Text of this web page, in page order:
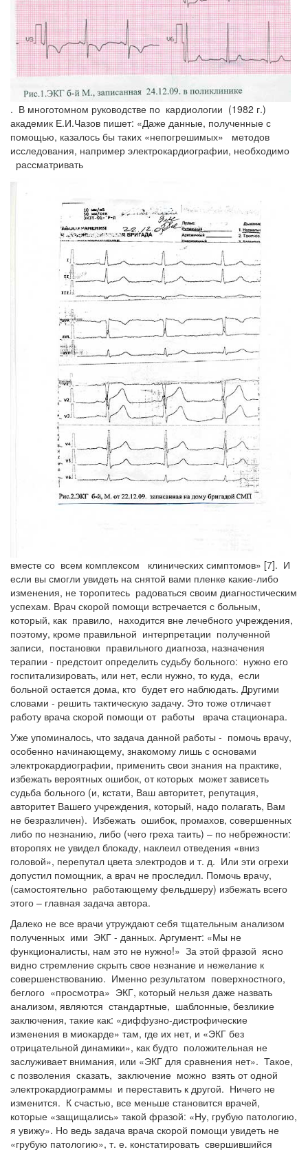
. В многотомном руководстве по кардиологии (1982 г.)
академик Е.И.Чазов пишет: «Даже данные, полученные с
помощью, казалось бы таких «непогрешимых» методов
исследования, например электрокардиографии, необходимо
рассматривать
вместе со всем комплексом клинических симптомов» [7]. И
если вы смогли увидеть на снятой вами пленке какие-либо
изменения, не торопитесь радоваться своим диагностическим
успехам. Врач скорой помощи встречается с больным,
который, как правило, находится вне лечебного учреждения,
поэтому, кроме правильной интерпретации полученной
записи, постановки правильного диагноза, назначения
терапии - предстоит определить судьбу больного: нужно его
госпитализировать, или нет, если нужно, то куда, если
больной остается дома, кто будет его наблюдать. Другими
словами - решить тактическую задачу. Это тоже отличает
работу врача скорой помощи от работы врача стационара.
Уже упоминалось, что задача данной работы - помочь врачу,
особенно начинающему, знакомому лишь с основами
электрокардиографии, применить свои знания на практике,
избежать вероятных ошибок, от которых может зависеть
судьба больного (и, кстати, Ваш авторитет, репутация,
авторитет Вашего учреждения, который, надо полагать, Вам
не безразличен). Избежать ошибок, промахов, совершенных
либо по незнанию, либо (чего греха таить) – по небрежности:
второпях не увидел блокаду, наклеил отведения «вниз
головой», перепутал цвета электродов и т. д. Или эти огрехи
допустил помощник, а врач не проследил. Помочь врачу,
(самостоятельно работающему фельдшеру) избежать всего
этого – главная задача автора.
Далеко не все врачи утруждают себя тщательным анализом
полученных ими ЭКГ - данных. Аргумент: «Мы не
функционалисты, нам это не нужно!» За этой фразой ясно
видно стремление скрыть свое незнание и нежелание к
совершенствованию. Именно результатом поверхностного,
беглого «просмотра» ЭКГ, который нельзя даже назвать
анализом, являются стандартные, шаблонные, безликие
заключения, такие как: «диффузно-дистрофические
изменения в миокарде» там, где их нет, и «ЭКГ без
отрицательной динамики», как будто положительная не
заслуживает внимания, или «ЭКГ для сравнения нет». Такое,
с позволения сказать, заключение можно взять от одной
электрокардиограммы и переставить к другой. Ничего не
изменится. К счастью, все меньше становится врачей,
которые «защищались» такой фразой: «Ну, грубую патологию,
я увижу». Но ведь задача врача скорой помощи увидеть не
«грубую патологию», т. е. констатировать свершившийся